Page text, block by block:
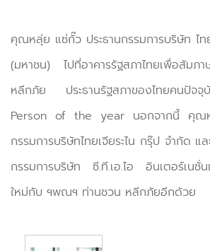
คุณหลุ่ย แซ่กั๊ว ประธานกรรมการบริษัท ไท
(มหาชน) ไปที่อาคารรัฐสภาไทยเพื่อสัม
หลีกภัย ประธานรัฐสภาของไทยคนปัจ
Person of the year นอกจากนี้ คุณ
กรรมการบริษัทไทยเจียระไน กรุ๊ป จำกัด แ
กรรมการบริษัท ซี.ที.เอ.ไอ อินเตอร์เนชั่
ใหม่กับ ฯพณฯ ท่านชวน หลีกภัยอีกด้วย